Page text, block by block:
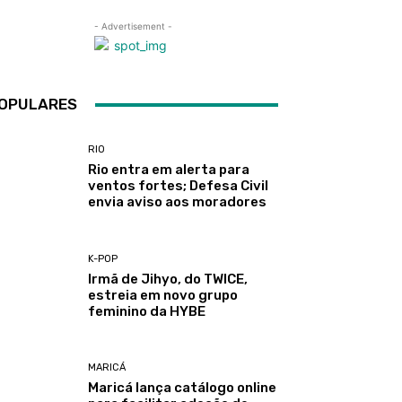
- Advertisement -
RIO
Rio entra em alerta para
ventos fortes; Defesa Civil
envia aviso aos moradores
K-POP
Irmã de Jihyo, do TWICE,
estreia em novo grupo
feminino da HYBE
MARICÁ
Maricá lança catálogo online